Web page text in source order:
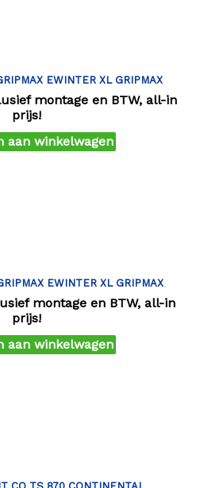
EWINTER XL GRIPMAX
montage en BTW, all-in
prijs!
aan winkelwagen
EWINTER XL GRIPMAX
montage en BTW, all-in
prijs!
aan winkelwagen